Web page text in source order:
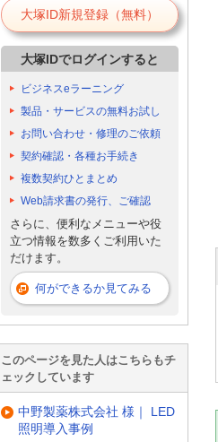
大塚ID新規登録（無料）
大塚IDでログインすると
ビジネスeラーニング
製品・サービスの無料お試し
お問い合わせ・修理のご依頼
契約確認・各種お手続き
複数契約ひとまとめ
Web請求書の発行、ご確認
さらに、便利なメニューや役
立つ情報を数多くご利用いた
だけます。
何ができるか見てみる
このページを見た人はこちらもチ
ェックしています
中野製薬株式会社 様｜ LED
照明導入事例